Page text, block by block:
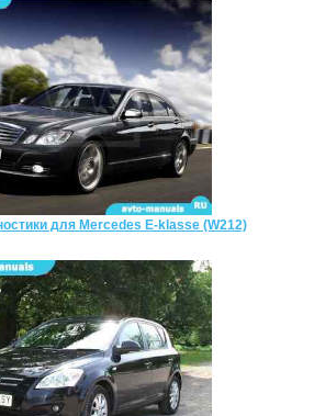
для Mercedes E-klasse (W212)